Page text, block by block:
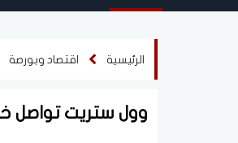
الرئيسية اقتصاد وبورصة
وول ستريت تواصل